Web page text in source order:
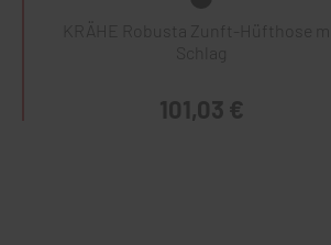
KRÄHE Robusta Zunft-Hüfthose mit
Schlag
101,03 €